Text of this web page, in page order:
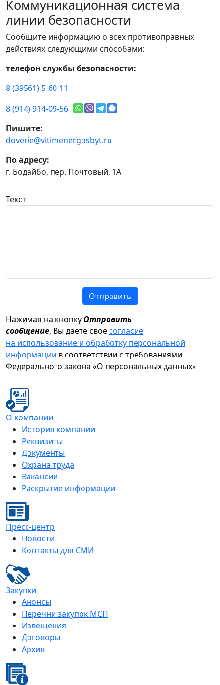
Коммуникационная система
линии безопасности
Сообщите информацию о всех противоправных
действиях следующими способами:
телефон службы безопасности:
8 (39561) 5-60-11
8 (914) 914-09-56
Пишите:
doverie@vitimenergosbyt.ru
По адресу:
г. Бодайбо, пер. Почтовый, 1А
Текст
Отправить
Нажимая на кнопку Отправить
сообщение, Вы даете своесогласие
на использование и обработку персональной
информации в соответствии с требованиями
Федерального закона «О персональных данных»
О компании
История компании
Реквизиты
Документы
Охрана труда
Вакансии
Раскрытие информации
Пресс-центр
Новости
Контакты для СМИ
Закупки
Анонсы
Перечни закупок МСП
Извещения
Договоры
Архив